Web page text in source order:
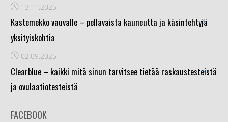
13.11.2025
Kastemekko vauvalle – pellavaista kauneutta ja käsintehtyjä
yksityiskohtia
›
02.09.2025
Clearblue – kaikki mitä sinun tarvitsee tietää raskaustesteistä
ja ovulaatiotesteistä
›
FACEBOOK